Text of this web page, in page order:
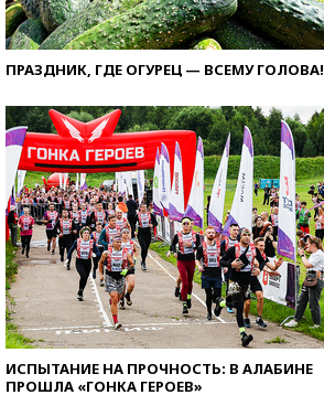
ПРАЗДНИК, ГДЕ ОГУРЕЦ — ВСЕМУ ГОЛОВА!
ИСПЫТАНИЕ НА ПРОЧНОСТЬ: В АЛАБИНЕ
ПРОШЛА «ГОНКА ГЕРОЕВ»